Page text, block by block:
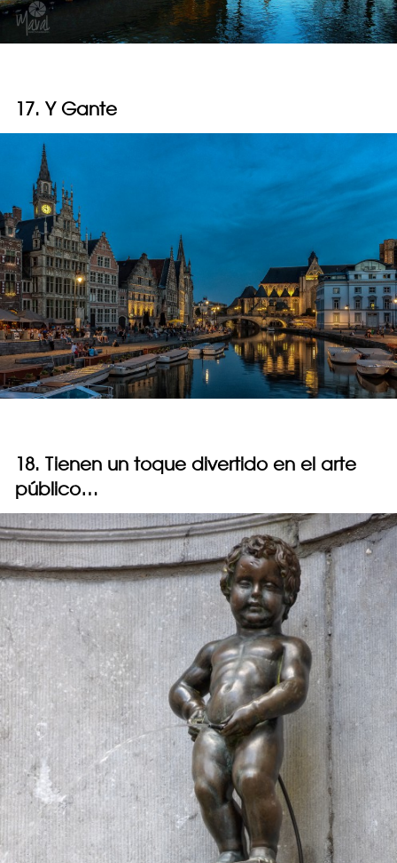
17. Y Gante
18. Tienen un toque divertido en el arte
público…